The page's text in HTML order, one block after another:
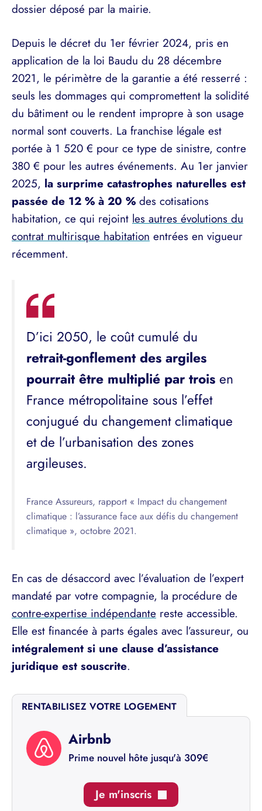
dossier déposé par la mairie.
Depuis le décret du 1er février 2024, pris en
application de la loi Baudu du 28 décembre
2021, le périmètre de la garantie a été resserré :
seuls les dommages qui compromettent la solidité
du bâtiment ou le rendent impropre à son usage
normal sont couverts. La franchise légale est
portée à 1 520 € pour ce type de sinistre, contre
380 € pour les autres événements. Au 1er janvier
2025, la surprime catastrophes naturelles est
passée de 12 % à 20 % des cotisations
habitation, ce qui rejoint les autres évolutions du
contrat multirisque habitation entrées en vigueur
récemment.
D’ici 2050, le coût cumulé du
retrait-gonflement des argiles
pourrait être multiplié par trois en
France métropolitaine sous l’effet
conjugué du changement climatique
et de l’urbanisation des zones
argileuses.
France Assureurs, rapport « Impact du changement
climatique : l’assurance face aux défis du changement
climatique », octobre 2021.
En cas de désaccord avec l’évaluation de l’expert
mandaté par votre compagnie, la procédure de
contre-expertise indépendante reste accessible.
Elle est financée à parts égales avec l’assureur, ou
intégralement si une clause d’assistance
juridique est souscrite.
RENTABILISEZ VOTRE LOGEMENT
Airbnb
Prime nouvel hôte jusqu'à 309€
Je m'inscris